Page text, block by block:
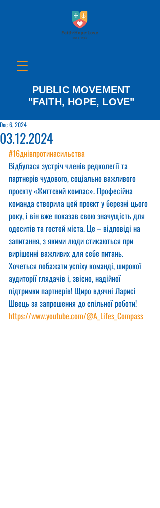
PUBLIC MOVEMENT
"FAITH, HOPE, LOVE"
03.12.2024
Dec 6, 2024
#16днівпротинасильства
Відбулася зустріч членів редколегії та
партнерів чудового, соціально важливого
проєкту «Життєвий компас». Професійна
команда створила цей проєкт у березні цього
року, і він вже показав свою значущість для
одеситів та гостей міста. Це – відповіді на
запитання, з якими люди стикаються при
вирішенні важливих для себе питань.
Хочеться побажати успіху команді, широкої
аудиторії глядачів і, звісно, надійної
підтримки партнерів! Щиро вдячні Ларисі
Швець за запрошення до спільної роботи!
https://www.youtube.com/@A_Lifes_Compass